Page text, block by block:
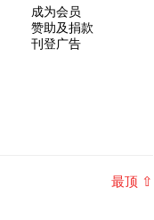
成为会员
赞助及捐款
刊登广告
最顶 ⇧